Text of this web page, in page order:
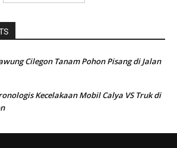
Cilegon Tanam Pohon Pisang di Jalan
Kecelakaan Mobil Calya VS Truk di